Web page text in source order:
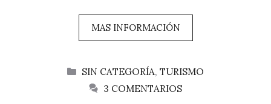
MAS INFORMACIÓN
CATEGORÍAS
SIN CATEGORÍA,TURISMO
3 COMENTARIOS